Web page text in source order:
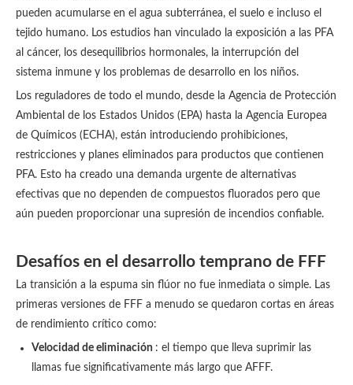
pueden acumularse en el agua subterránea, el suelo e incluso el
tejido humano. Los estudios han vinculado la exposición a las PFA
al cáncer, los desequilibrios hormonales, la interrupción del
sistema inmune y los problemas de desarrollo en los niños.
Los reguladores de todo el mundo, desde la Agencia de Protección
Ambiental de los Estados Unidos (EPA) hasta la Agencia Europea
de Químicos (ECHA), están introduciendo prohibiciones,
restricciones y planes eliminados para productos que contienen
PFA. Esto ha creado una demanda urgente de alternativas
efectivas que no dependen de compuestos fluorados pero que
aún pueden proporcionar una supresión de incendios confiable.
Desafíos en el desarrollo temprano de FFF
La transición a la espuma sin flúor no fue inmediata o simple. Las
primeras versiones de FFF a menudo se quedaron cortas en áreas
de rendimiento crítico como:
Velocidad de eliminación : el tiempo que lleva suprimir las
llamas fue significativamente más largo que AFFF.